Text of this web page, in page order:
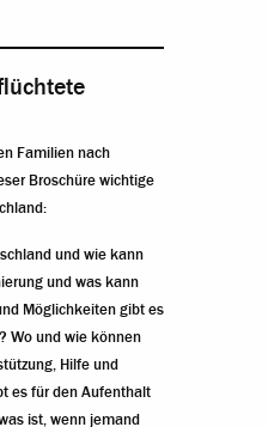
Familien nach
Broschüre wichtige
und wie kann
und was kann
Möglichkeiten gibt es
Wo und wie können
Hilfe und
es für den Aufenthalt
ist, wenn jemand